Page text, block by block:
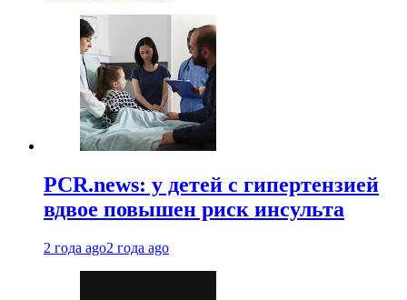
PCR.news: у детей с гипертензией
вдвое повышен риск инсульта
2 года ago2 года ago